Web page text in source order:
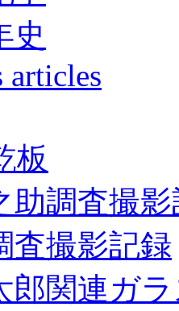
史
articles
板
助調査撮
査撮影記録
郎関連ガ